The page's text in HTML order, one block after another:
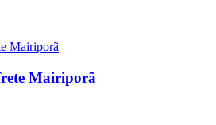
Mairiporã